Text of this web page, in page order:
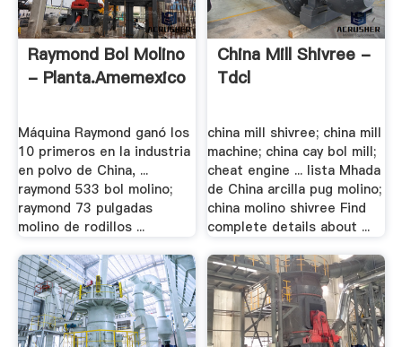
Raymond Bol Molino
- Planta.amemexico
Máquina Raymond ganó los
10 primeros en la industria
en polvo de China, ...
raymond 533 bol molino;
raymond 73 pulgadas
molino de rodillos ...
China Mill Shivree -
Tdcl
china mill shivree; china mill
machine; china cay bol mill;
cheat engine ... lista Mhada
de China arcilla pug molino;
china molino shivree Find
complete details about ...